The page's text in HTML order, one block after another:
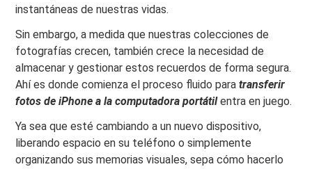
instantáneas de nuestras vidas.
Sin embargo, a medida que nuestras colecciones de
fotografías crecen, también crece la necesidad de
almacenar y gestionar estos recuerdos de forma segura.
Ahí es donde comienza el proceso fluido paratransferir
fotos de iPhone a la computadora portátil entra en juego.
Ya sea que esté cambiando a un nuevo dispositivo,
liberando espacio en su teléfono o simplemente
organizando sus memorias visuales, sepa cómo hacerlo